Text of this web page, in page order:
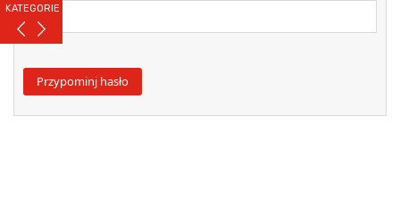
KATEGORIE